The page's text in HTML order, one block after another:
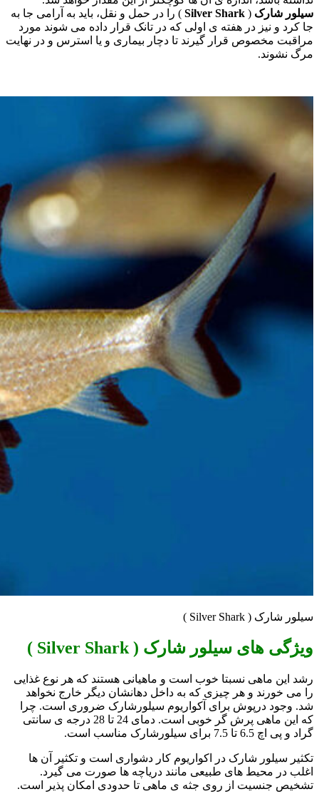
سیلور شارک (
Silver Shark
) را در حمل و نقل، باید به آرامی جا به
جا کرد و نیز در هفته ی اولی که در تانک قرار داده می شوند مورد
مراقبت مخصوص قرار گیرند تا دچار بیماری و یا استرس و در نهایت
مرگ نشوند.
سیلور شارک ( Silver Shark )
ویژگی های سیلور شارک (
Silver Shark
)
رشد این ماهی نسبتا خوب است و ماهیانی هستند که هر نوع غذایی
را می خورند و هر چیزی که به داخل دهانشان دیگر خارج نخواهد
شد. وجود درپوش برای آکواریوم سیلورشارک ضروری است. چرا
که این ماهی پرش گر خوبی است. دمای 24 تا 28 درجه ی سانتی
گراد و پی اچ 6.5 تا 7.5 برای سیلورشارک مناسب است.
تکثیر سیلور شارک در اکواریوم کار دشواری است و تکثیر آن ها
اغلب در محیط های طبیعی مانند دریاچه ها صورت می گیرد.
تشخیص جنسیت از روی جثه ی ماهی تا حدودی امکان پذیر است.